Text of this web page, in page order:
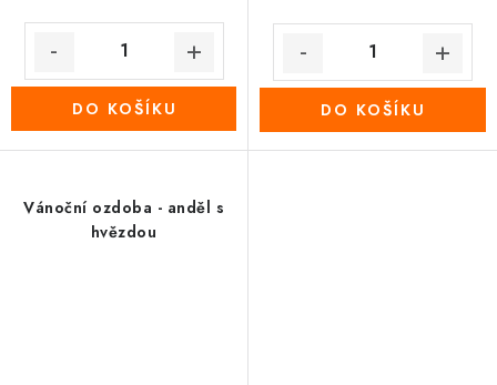
DO KOŠÍKU DO KOŠÍKU
Vánoční ozdoba - anděl s
hvězdou